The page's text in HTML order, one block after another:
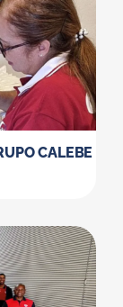
CALEBE